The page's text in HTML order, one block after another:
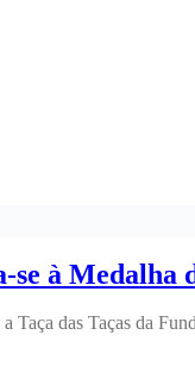
se à Medalha
das Taças da